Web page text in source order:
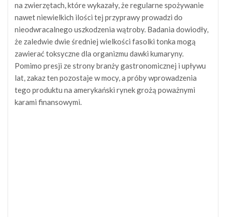
na zwierzętach, które wykazały, że regularne spożywanie
nawet niewielkich ilości tej przyprawy prowadzi do
nieodwracalnego uszkodzenia wątroby. Badania dowiodły,
że zaledwie dwie średniej wielkości fasolki tonka mogą
zawierać toksyczne dla organizmu dawki kumaryny.
Pomimo presji ze strony branży gastronomicznej i upływu
lat, zakaz ten pozostaje w mocy, a próby wprowadzenia
tego produktu na amerykański rynek grożą poważnymi
karami finansowymi.